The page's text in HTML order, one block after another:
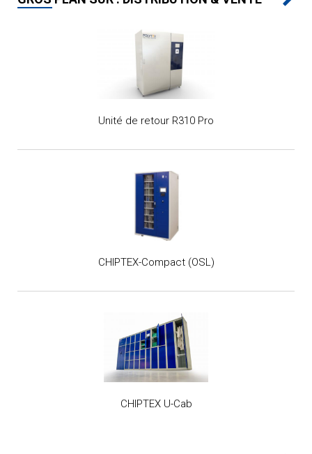
Unité de retour R310 Pro
CHIPTEX-Compact (OSL)
CHIPTEX U-Cab